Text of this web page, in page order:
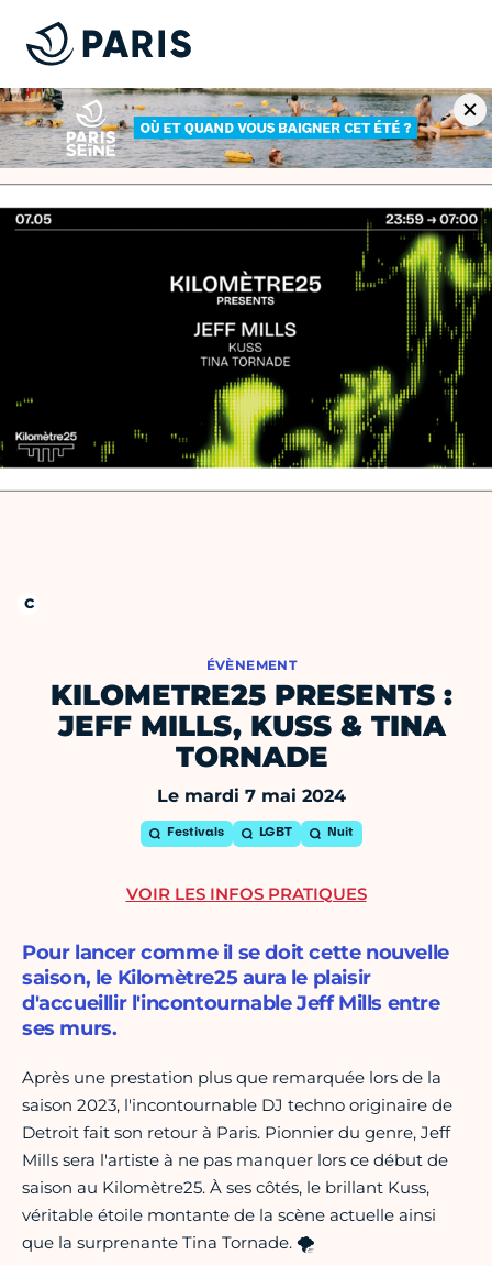
ÉVÈNEMENT
KILOMETRE25 PRESENTS :
JEFF MILLS, KUSS & TINA
TORNADE
Le mardi 7 mai 2024
Festivals LGBT Nuit
Pour lancer comme il se doit cette nouvelle
saison, le Kilomètre25 aura le plaisir
d'accueillir l'incontournable Jeff Mills entre
ses murs.
Après une prestation plus que remarquée lors de la
saison 2023, l'incontournable DJ techno originaire de
Detroit fait son retour à Paris. Pionnier du genre, Jeff
Mills sera l'artiste à ne pas manquer lors ce début de
saison au Kilomètre25. À ses côtés, le brillant Kuss,
véritable étoile montante de la scène actuelle ainsi
que la surprenante Tina Tornade.‍ 🌪
VOIR LES INFOS PRATIQUES